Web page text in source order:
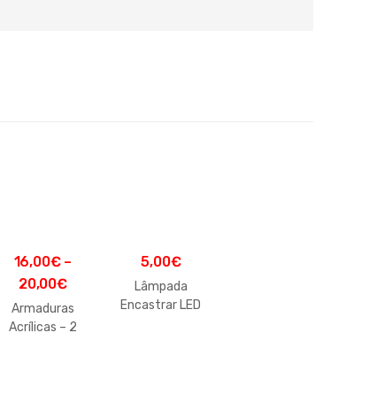
16,00€–
20,00€
Armaduras
Acrílicas – 2
5,00€
Lâmpada
Encastrar LED